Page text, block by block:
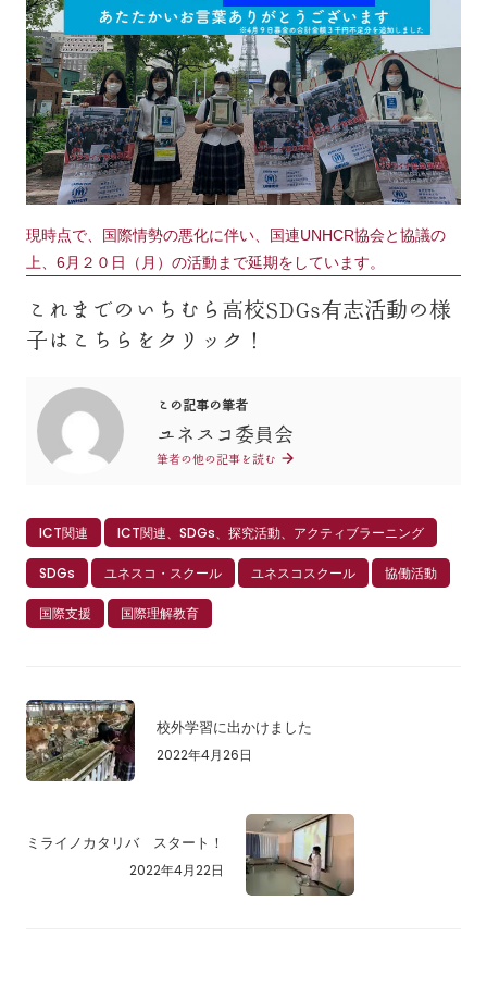
現時点で、国際情勢の悪化に伴い、国連UNHCR協会と協議の
上、6月２０日（月）の活動まで延期をしています。
これまでのいちむら高校SDGs有志活動の様
子はこちらをクリック！
この記事の筆者
ユネスコ委員会
筆者の他の記事を読む
ICT関連 ICT関連、SDGs、探究活動、アクティブラーニング
SDGs ユネスコ・スクール ユネスコスクール 協働活動
国際支援 国際理解教育
校外学習に出かけました
2022年4月26日
ミライノカタリバ スタート！
2022年4月22日